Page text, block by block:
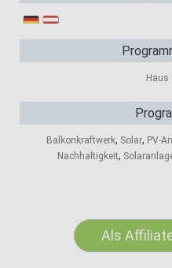
Haus
Balkonkraftwerk, Solar, PV-
Nachhaltigkeit,
Als